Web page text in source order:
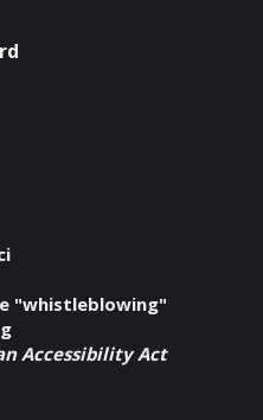
"whistleblowing"
Accessibility Act